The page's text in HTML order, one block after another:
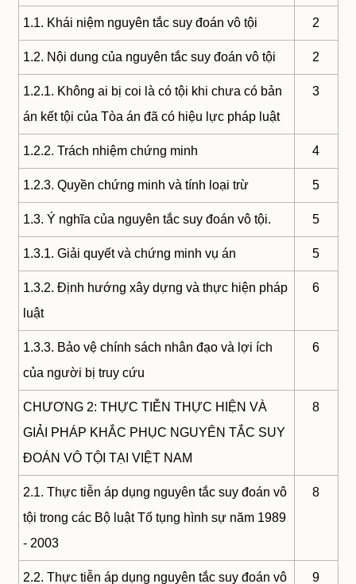
1.1. Khái niệm nguyên tắc suy đoán vô tội 2
1.2. Nội dung của nguyên tắc suy đoán vô tội 2
1.2.1. Không ai bị coi là có tội khi chưa có bản
án kết tội của Tòa án đã có hiệu lực pháp luật
3
1.2.2. Trách nhiệm chứng minh 4
1.2.3. Quyền chứng minh và tính loại trừ 5
1.3. Ý nghĩa của nguyên tắc suy đoán vô tội. 5
1.3.1. Giải quyết và chứng minh vụ án 5
1.3.2. Định hướng xây dựng và thực hiện pháp
luật
6
1.3.3. Bảo vệ chính sách nhân đạo và lợi ích
của người bị truy cứu
6
CHƯƠNG 2: THỰC TIỄN THỰC HIỆN VÀ
GIẢI PHÁP KHẮC PHỤC NGUYÊN TẮC SUY
ĐOÁN VÔ TỘI TẠI VIỆT NAM
8
2.1. Thực tiễn áp dụng nguyên tắc suy đoán vô
tội trong các Bộ luật Tố tụng hình sự năm 1989
- 2003
8
2.2. Thực tiễn áp dụng nguyên tắc suy đoán vô 9